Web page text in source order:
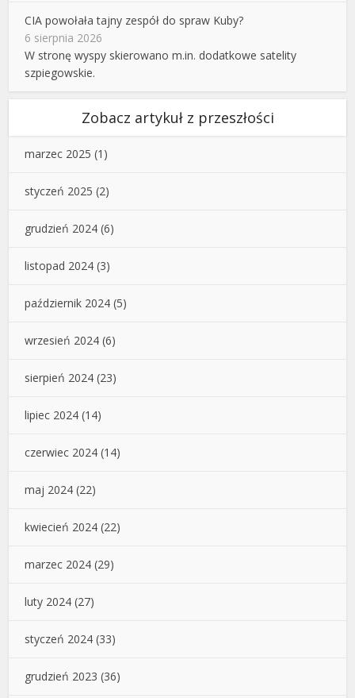
CIA powołała tajny zespół do spraw Kuby?
6 sierpnia 2026
W stronę wyspy skierowano m.in. dodatkowe satelity
szpiegowskie.
Zobacz artykuł z przeszłości
marzec 2025 (1)
styczeń 2025 (2)
grudzień 2024 (6)
listopad 2024 (3)
październik 2024 (5)
wrzesień 2024 (6)
sierpień 2024 (23)
lipiec 2024 (14)
czerwiec 2024 (14)
maj 2024 (22)
kwiecień 2024 (22)
marzec 2024 (29)
luty 2024 (27)
styczeń 2024 (33)
grudzień 2023 (36)